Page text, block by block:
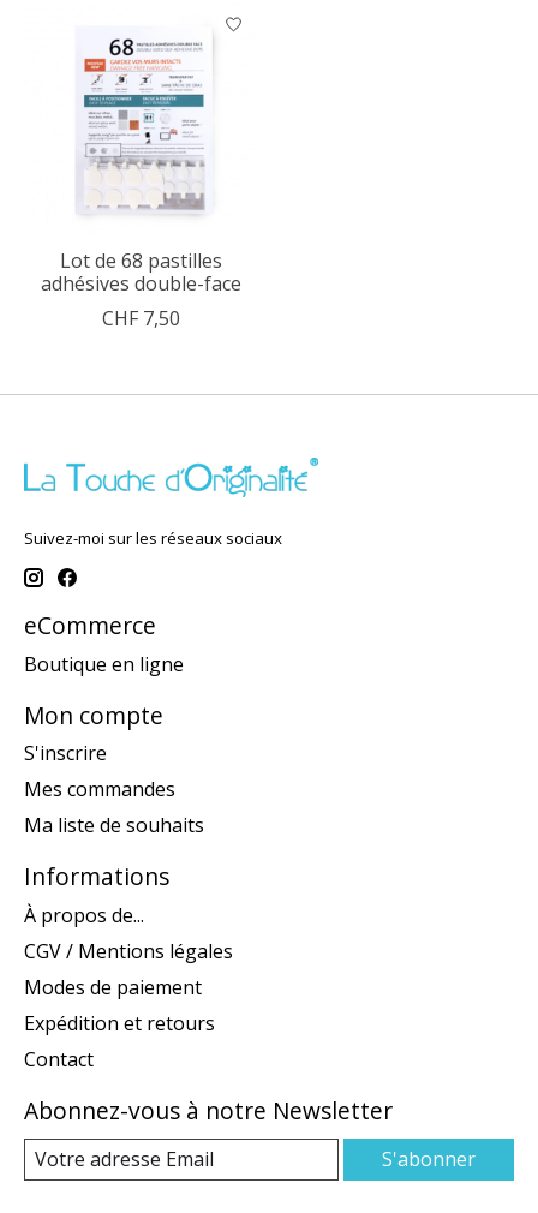
Articles du carrousel de produits
Lot de 68 pastilles
adhésives double-face
CHF 7,50
Suivez-moi sur les réseaux sociaux
eCommerce
Boutique en ligne
Mon compte
S'inscrire
Mes commandes
Ma liste de souhaits
Informations
À propos de...
CGV / Mentions légales
Modes de paiement
Expédition et retours
Contact
Abonnez-vous à notre Newsletter
S'abonner